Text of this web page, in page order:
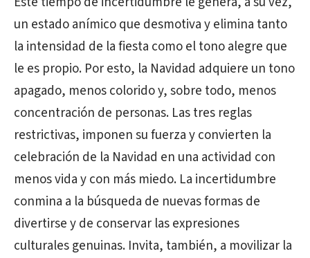
un estado anímico que desmotiva y elimina tanto
la intensidad de la fiesta como el tono alegre que
le es propio. Por esto, la Navidad adquiere un tono
apagado, menos colorido y, sobre todo, menos
concentración de personas. Las tres reglas
restrictivas, imponen su fuerza y convierten la
celebración de la Navidad en una actividad con
menos vida y con más miedo. La incertidumbre
conmina a la búsqueda de nuevas formas de
divertirse y de conservar las expresiones
culturales genuinas. Invita, también, a movilizar la